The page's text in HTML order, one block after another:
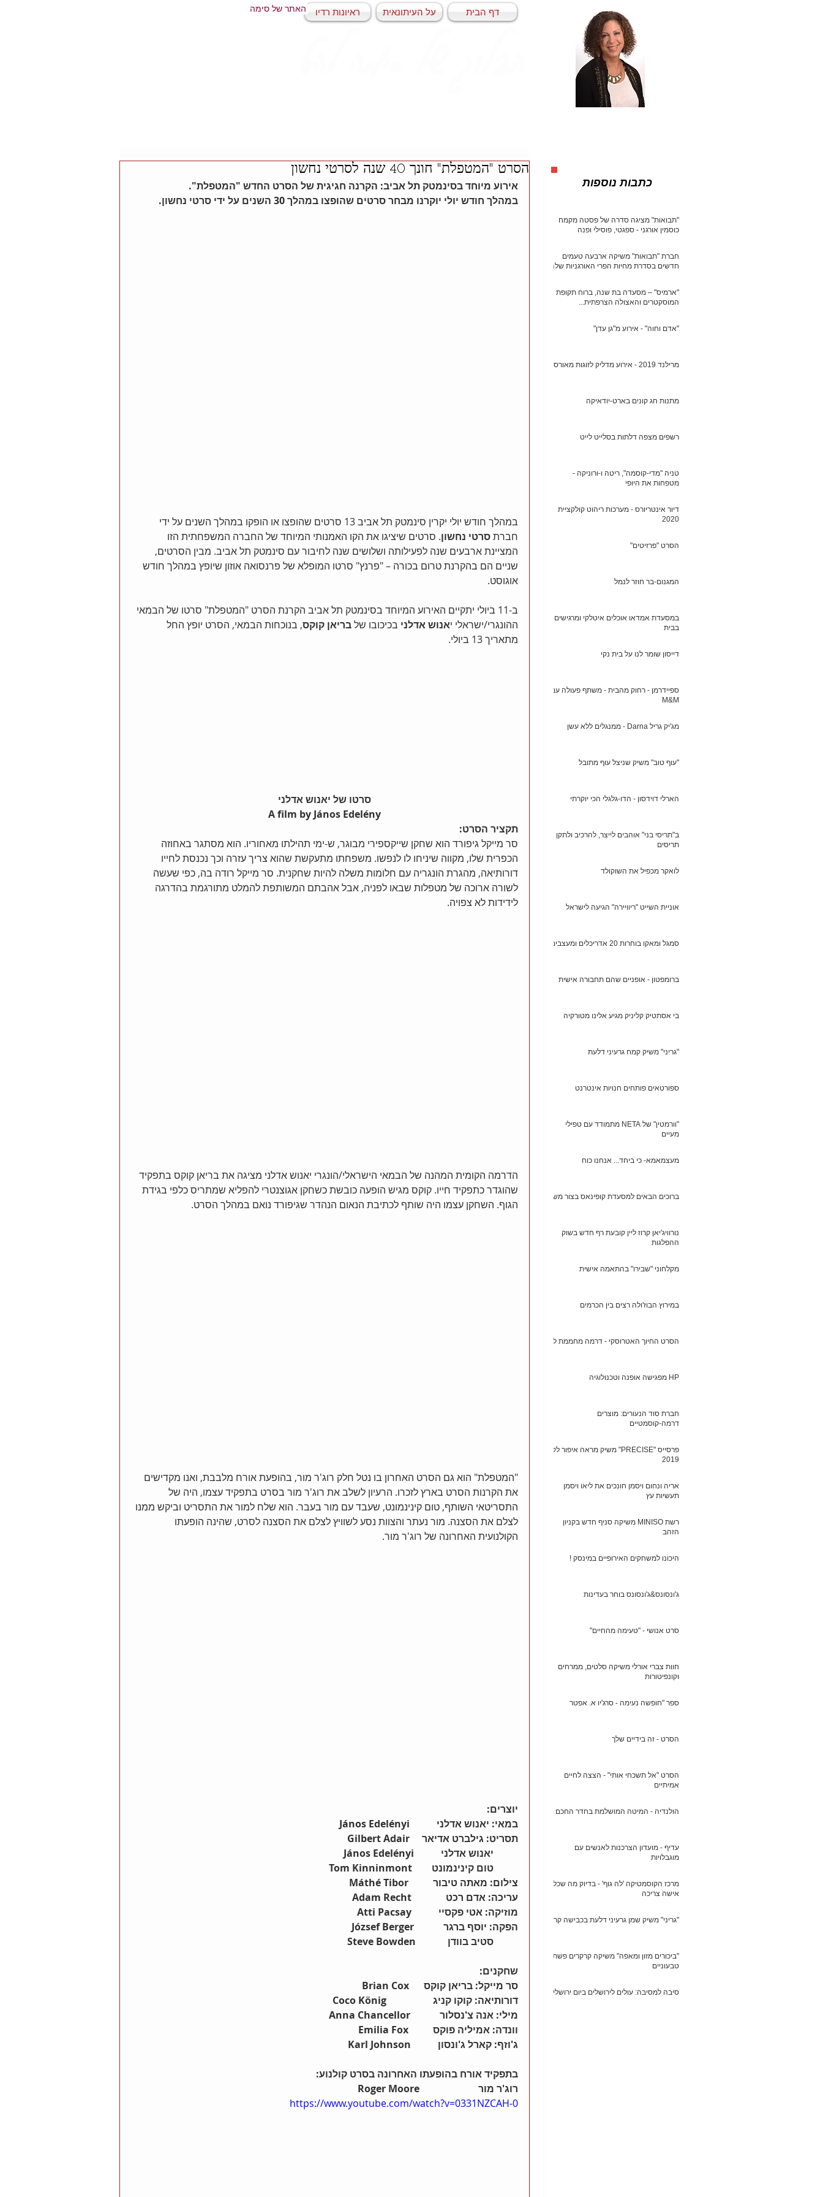
ראיונות רדיו על העיתונאית דף הבית האתר של סימה
הסרט "המטפלת" חונך 40 שנה לסרטי נחשון
אירוע מיוחד בסינמטק תל אביב: הקרנה חגיגית של הסרט החדש "המטפלת".
במהלך חודש יולי יוקרנו מבחר סרטים שהופצו במהלך 30 השנים על ידי סרטי נחשון.
במהלך חודש יולי יקרין סינמטק תל אביב 13 סרטים שהופצו או הופקו במהלך השנים על ידי
חברת סרטי נחשון. סרטים שיציגו את הקו האמנותי המיוחד של החברה המשפחתית הזו
המציינת ארבעים שנה לפעילותה ושלושים שנה לחיבור עם סינמטק תל אביב. מבין הסרטים,
שניים הם בהקרנת טרום בכורה – "פרנץ" סרטו המופלא של פרנסואה אוזון שיופץ במהלך חודש
אוגוסט.
ב-11 ביולי יתקיים האירוע המיוחד בסינמטק תל אביב הקרנת הסרט "המטפלת" סרטו של הבמאי
ההונגרי/ישראלי יאנוש אדלני בכיכובו של בריאן קוקס, בנוכחות הבמאי, הסרט יופץ החל
מתאריך 13 ביולי.
סרטו של יאנוש אדלני
A film by János Edelény
תקציר הסרט:
סר מייקל גיפורד הוא שחקן שייקספירי מבוגר, ש-ימי תהילתו מאחוריו. הוא מסתגר באחוזה
הכפרית שלו, מקווה שיניחו לו לנפשו. משפחתו מתעקשת שהוא צריך עזרה וכך נכנסת לחייו
דורותיאה, מהגרת הונגריה עם חלומות משלה להיות שחקנית. סר מייקל רודה בה, כפי שעשה
לשורה ארוכה של מטפלות שבאו לפניה, אבל אהבתם המשותפת להמלט מתורגמת בהדרגה
לידידות לא צפויה.
הדרמה הקומית המהנה של הבמאי הישראלי/הונגרי יאנוש אדלני מציגה את בריאן קוקס בתפקיד
שהוגדר כתפקיד חייו. קוקס מגיש הופעה כובשת כשחקן אגוצנטרי להפליא שמתריס כלפי בגידת
הגוף. השחקן עצמו היה שותף לכתיבת הנאום הנהדר שגיפורד נואם במהלך הסרט.
"המטפלת" הוא גם הסרט האחרון בו נטל חלק רוג'ר מור, בהופעת אורח מלבבת, ואנו מקדישים
את הקרנות הסרט בארץ לזכרו. הרעיון לשלב את רוג'ר מור בסרט בתפקיד עצמו, היה של
התסריטאי השותף, טום קינינמונט, שעבד עם מור בעבר. הוא שלח למור את התסריט וביקש ממנו
לצלם את הסצנה. מור נעתר והצוות נסע לשוויץ לצלם את הסצנה לסרט, שהינה הופעתו
הקולנועית האחרונה של רוג'ר מור.
יוצרים:
במאי: יאנוש אדלני           János Edelényi
תסריט: גילברט אדיאר     Gilbert Adair
צילום: מאתה טיבור          Máthé Tibor
עריכה: אדם רכט              Adam Recht
מוזיקה: אטי פקסיי           Atti Pacsay
הפקה: יוסף ברגר            József Berger
שחקנים:
סר מייקל: בריאן קוקס      Brian Cox
דורותיאה: קוקו קניג                   Coco König
מילי: אנה צ'נסלור            Anna Chancellor
וונדה: אמיליה פוקס          Emilia Fox
ג'וזף: קארל ג'ונסון           Karl Johnson
בתפקיד אורח בהופעתו האחרונה בסרט קולנוע:
רוג'ר מור                        Roger Moore
https://www.youtube.com/watch?v=0331NZCAH-0
כתבות נוספות
"תבואות" מציגה סדרה של פסטה מקמח
כוסמין אורגני - ספגטי, פוסילי ופנה
חברת "תבואות" משיקה ארבעה טעמים
חדשים בסדרת מחיות הפרי האורגניות שלה
"ארמיס" – מסעדה בת שנה, ברוח תקופת
המוסקטרים והאצולה הצרפתית...
"אדם וחוה" - אירוע מ"גן עדן"
מרילנד 2019 - אירוע מדליק לזוגות מאורסים
מתנות חג קונים בארט-יודאיקה
רשפים מצפה דלתות בסלייט לייט
טניה "מדי-קוסמה", ריטה ו-ורוניקה -
מטפחות את היופי
דיור אינטריורס - מערכות ריהוט קולקציית
2020
הסרט "פרזיטים"
המגנום-בר חוזר לנמל
במסעדת אמדאו אוכלים איטלקי ומרגישים
בבית
דייסון שומר לנו על בית נקי
ספיידרמן - רחוק מהבית - משתף פעולה עם
M&M
מג'יק גריל Darna - ממנגלים ללא עשן
"עוף טוב" משיק שניצל עוף מתובל
הארלי דוידסון - הדו-גלגלי הכי יוקרתי
ב"תריסי בני" אוהבים לייצר, להרכיב ולתקן
תריסים
לואקר מכפיל את השוקולד
אוניית השייט "ריוויירה" הגיעה לישראל
סמגל ומאקו בוחרות 20 אדריכלים ומעצבים
ברומפטון - אופניים שהם תחבורה אישית
בי אסתטיק קליניק מגיע אלינו מטורקיה
"גריני" משיק קמח גרעיני דלעת
ספורטאים פותחים חנויות אינטרנט
"וורמטין" של NETA מתמודד עם טפילי
מעיים
מעצמאמא- כי ביחד... אנחנו כוח
ברוכים הבאים למסעדת קופינאס בצור משה
נורוויג'יאן קרוז ליין קובעת רף חדש בשוק
ההפלגות
מקלחוני "שבירו" בהתאמה אישית
במירוץ הבוז'ולה רצים בין הכרמים
הסרט החיוך האטרוסקי - דרמה מחממת לב
HP מפגישה אופנה וטכנולוגיה
חברת סוד הנעורים: מוצרים
דרמה-קוסמטיים
פרסייס "PRECISE" משיק מראה איפור לקיץ
2019
אריה ונחום ויסמן חונכים את ליאו ויסמן
תעשיות עץ
רשת MINISO משיקה סניף חדש בקניון
הזהב
היכונו למשחקים האירופיים במינסק !
ג'ונסונס&ג'ונסונס בוחר בעדינות
סרט אנושי - "טעימה מהחיים"
חוות צברי אורלי משיקה סלטים, ממרחים
וקונפיטורות
ספר "חופשה נעימה - סרג'יו א. אפטר
הסרט - זה בידיים שלך
הסרט "אל תשכחי אותי" - הצצה לחיים
אמיתיים
הולנדיה - המיטה המושלמת בחדר החכם
עדיף - מועדון הצרכנות לאנשים עם
מוגבלויות
מרכז הקוסמטיקה 'לה גוף' - בדיוק מה שכל
אישה צריכה
"גריני" משיק שמן גרעיני דלעת בכבישה קרה
"ביכורים מזון ומאפה" משיקה קרקרים פשתן
טבעוניים
סיבה למסיבה: עולים לירושלים ביום ירושלים